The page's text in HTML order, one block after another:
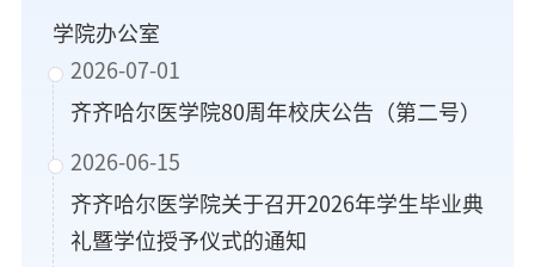
学院办公室
2026-07-01
齐齐哈尔医学院80周年校庆公告（第二号）
2026-06-15
齐齐哈尔医学院关于召开2026年学生毕业典
礼暨学位授予仪式的通知